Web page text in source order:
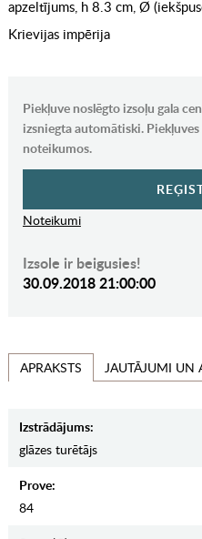
apzeltījums, h 8.3 cm, Ø
Krievijas impērija
Piekļuve noslēgto izsoļu gala
izsniegta automātiski.
noteikumos.
Noteikumi
Izsole ir beigusies!
30.09.2018 21:00:00
APRAKSTS JAUTĀJUMI UN
Izstrādājums:
glāzes turētājs
Prove:
84